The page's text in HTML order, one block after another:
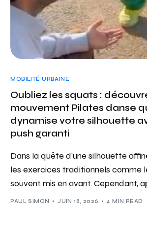
MOBILITÉ URBAINE
Oubliez les squats :
mouvement Pilates danse
dynamise votre silhouette
push garanti
Dans la quête d’une silhouette
les exercices traditionnels comme
souvent mis en avant. Cependant,
PAUL SIMON JUIN 18, 2026 4 MIN READ